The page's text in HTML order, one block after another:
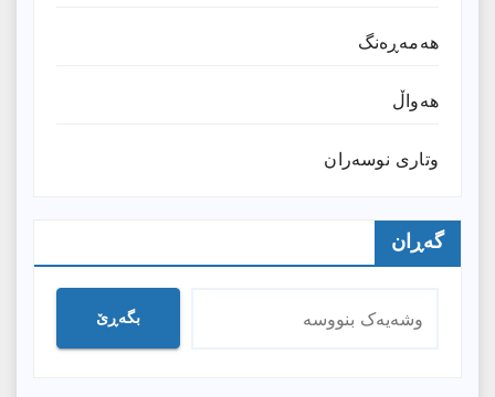
هەمەڕەنگ
هەواڵ
وتارى نوسەران
گەڕان
بگەڕێ